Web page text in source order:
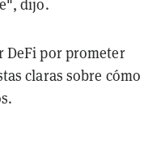
dijo.
DeFi por prometer
claras sobre cómo